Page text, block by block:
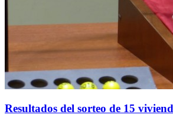
Resultados del sorteo de 15